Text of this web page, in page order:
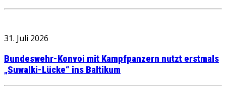
31. Juli 2026
Bundeswehr-Konvoi mit Kampfpanzern nutzt erstmals
„Suwalki-Lücke“ ins Baltikum